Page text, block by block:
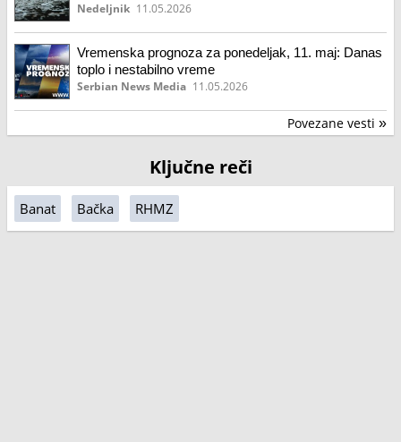
Nedeljnik 11.05.2026
Vremenska prognoza za ponedeljak, 11. maj: Danas
toplo i nestabilno vreme
Serbian News Media 11.05.2026
Povezane vesti »
Ključne reči
Banat Bačka RHMZ